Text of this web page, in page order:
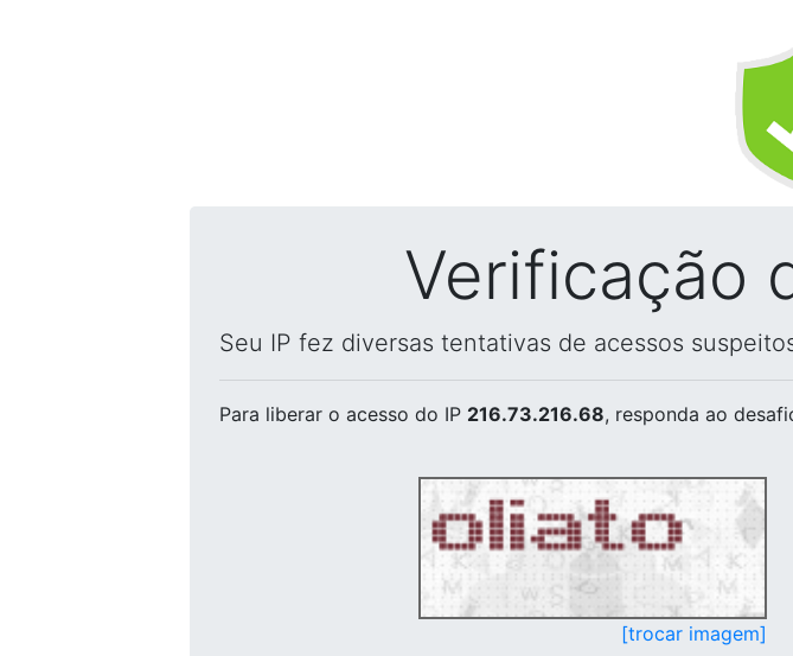
Verificação
Seu IP fez diversas tentativas de acessos
Para liberar o acesso do IP 216.73.216.68, responda ao
[trocar imagem]